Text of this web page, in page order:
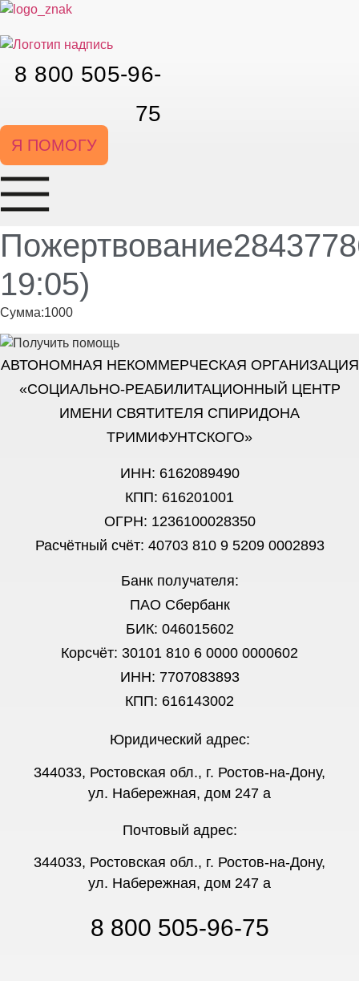
Перейти
содержимому
8 800 505-96-
75
Я ПОМОГУ
19:05)
Сумма:1000
АВТОНОМНАЯ НЕКОММЕРЧЕСКАЯ ОРГАНИЗАЦИЯ
«СОЦИАЛЬНО-РЕАБИЛИТАЦИОННЫЙ ЦЕНТР
ИМЕНИ СВЯТИТЕЛЯ СПИРИДОНА
ТРИМИФУНТСКОГО»
ИНН: 6162089490
КПП: 616201001
ОГРН: 1236100028350
Расчётный счёт: 40703 810 9 5209 0002893
Банк получателя:
ПАО Сбербанк
БИК: 046015602
Корсчёт: 30101 810 6 0000 0000602
ИНН: 7707083893
КПП: 616143002
Юридический адрес:
344033, Ростовская обл., г. Ростов-на-Дону,
ул. Набережная, дом 247 а
Почтовый адрес:
344033, Ростовская обл., г. Ростов-на-Дону,
ул. Набережная, дом 247 а
8 800 505-96-75